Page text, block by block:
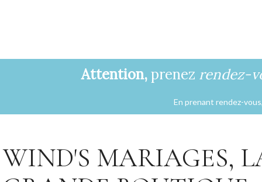
Attention,prenez rendez-
En prenant rendez-
WIND'S MARIAGES,